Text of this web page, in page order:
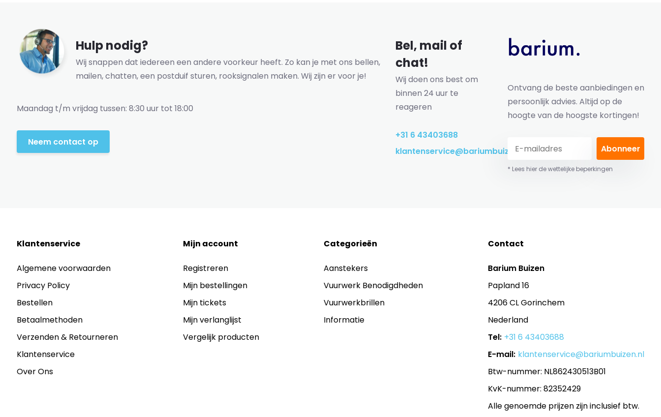
Hulp nodig?
Wij snappen dat iedereen een andere voorkeur heeft. Zo kan je met ons bellen,
mailen, chatten, een postduif sturen, rooksignalen maken. Wij zijn er voor je!
Maandag t/m vrijdag tussen: 8:30 uur tot 18:00
Neem contact op
Bel, mail of
chat!
Wij doen ons best om
binnen 24 uur te
reageren
+31 6 43403688
klantenservice@bariumbuizen.nl
Ontvang de beste aanbiedingen en
persoonlijk advies. Altijd op de
hoogte van de hoogste kortingen!
Abonneer
* Lees hier de wettelijke beperkingen
Klantenservice
Algemene voorwaarden
Privacy Policy
Bestellen
Betaalmethoden
Verzenden & Retourneren
Klantenservice
Over Ons
Mijn account
Registreren
Mijn bestellingen
Mijn tickets
Mijn verlanglijst
Vergelijk producten
Categorieën
Aanstekers
Vuurwerk Benodigdheden
Vuurwerkbrillen
Informatie
Contact
Barium Buizen
Papland 16
4206 CL Gorinchem
Nederland
Tel: +31 6 43403688
E-mail: klantenservice@bariumbuizen.nl
Btw-nummer: NL862430513B01
KvK-nummer: 82352429
Alle genoemde prijzen zijn inclusief btw.